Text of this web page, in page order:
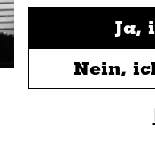
Ja,
Nein,